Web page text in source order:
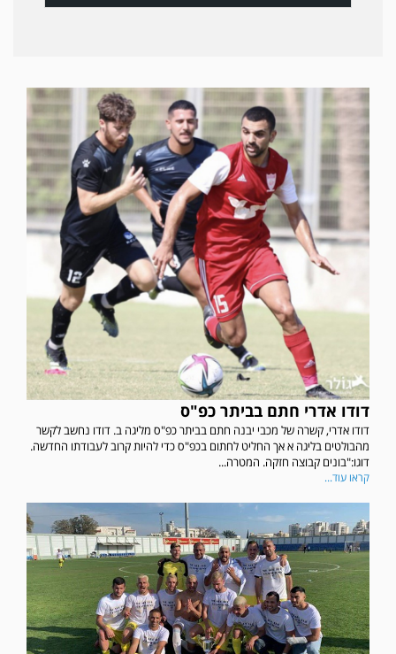
דודו אדרי חתם בביתר כפ"ס
דודו אדרי, קשרה של מכבי יבנה חתם בביתר כפ"ס מליגה ב. דודו נחשב לקשר
מהבולטים בליגה א אך החליט לחתום בכפ"ס כדי להיות קרוב לעבודתו החדשה.
דוגו:"בונים קבוצה חזקה. המטרה...
קראו עוד...